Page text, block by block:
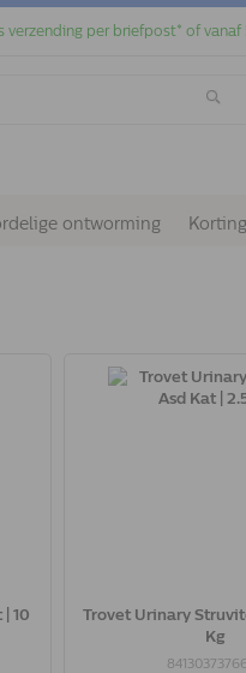
per briefpost* of
ontworming
10
Trovet Urinary
Kg